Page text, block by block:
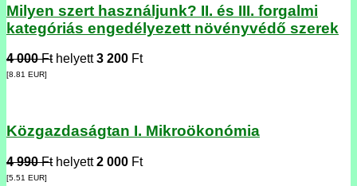
Milyen szert használjunk? II. és III. forgalmi
kategóriás engedélyezett növényvédő szerek
4 000 Fthelyett3 200 Ft
[8.81 EUR]
Közgazdaságtan I. Mikroökonómia
4 990 Fthelyett2 000 Ft
[5.51 EUR]